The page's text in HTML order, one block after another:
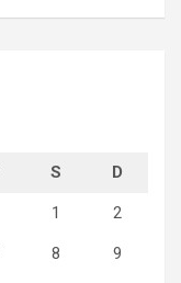
S D
1 2
8 9